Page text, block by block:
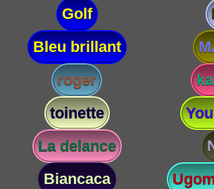
Golf
Bleu brillant
roger
toinette
La delance
Biancaca